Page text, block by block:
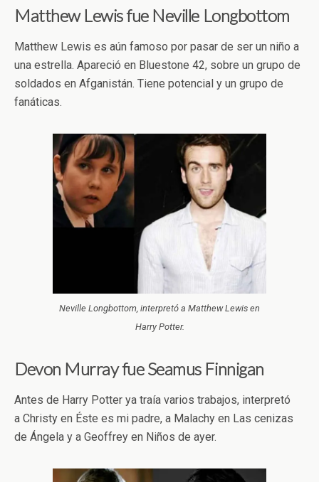
Matthew Lewis fue Neville Longbottom
Matthew Lewis es aún famoso por pasar de ser un niño a
una estrella. Apareció en Bluestone 42, sobre un grupo de
soldados en Afganistán. Tiene potencial y un grupo de
fanáticas.
Neville Longbottom, interpretó a Matthew Lewis en
Harry Potter.
Devon Murray fue Seamus Finnigan
Antes de Harry Potter ya traía varios trabajos, interpretó
a Christy en Éste es mi padre, a Malachy en Las cenizas
de Ángela y a Geoffrey en Niños de ayer.